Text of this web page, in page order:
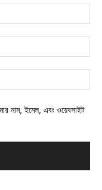
নাম, ইমেল, এবং ওয়েবসাইট